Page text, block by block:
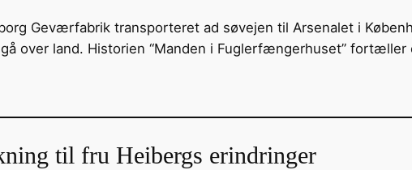
Geværfabrik transporteret ad søvejen til Arsenalet i
over land. Historien “Manden i Fuglerfængerhuset”
til fru Heibergs erindringer